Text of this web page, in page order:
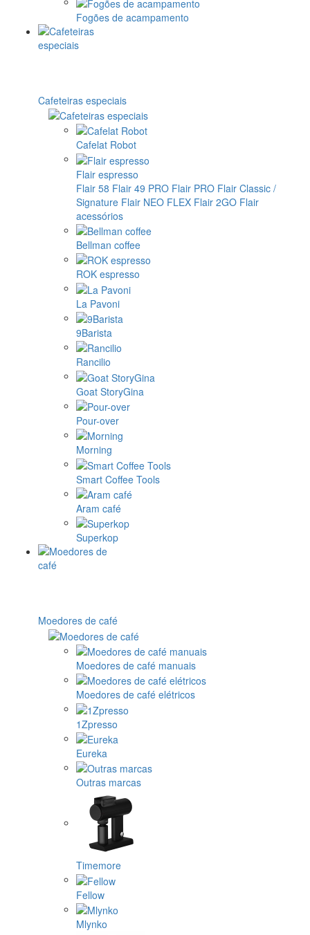
Fogões de acampamento
Cafeteiras especiais
Cafelat Robot
Flair espresso
Flair 58 Flair 49 PRO Flair PRO Flair Classic /
Signature Flair NEO FLEX Flair 2GO Flair
acessórios
Bellman coffee
ROK espresso
La Pavoni
9Barista
Rancilio
Goat StoryGina
Pour-over
Morning
Smart Coffee Tools
Aram café
Superkop
Moedores de café
Moedores de café manuais
Moedores de café elétricos
1Zpresso
Eureka
Outras marcas
Timemore
Fellow
Mlynko